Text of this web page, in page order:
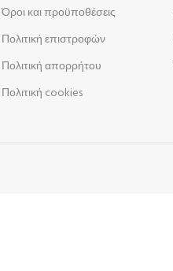
Όροι και προϋποθέσεις
Πολιτική επιστροφών
Πολιτική απορρήτου
Πολιτική cookies